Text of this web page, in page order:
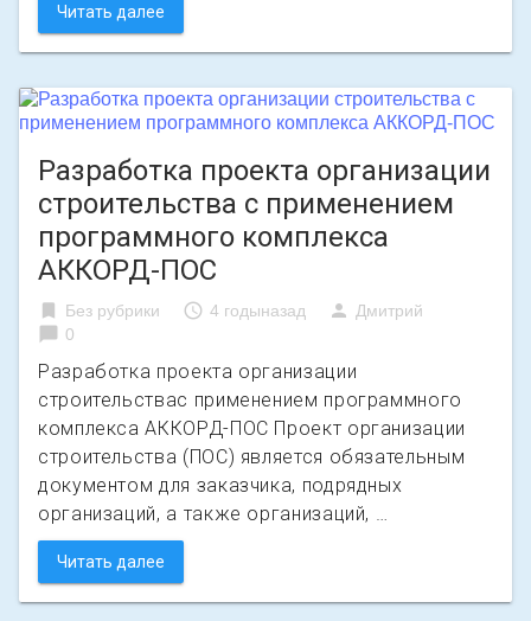
Читать далее
Разработка проекта организации
строительства с применением
программного комплекса
АККОРД-ПОС
bookmark Без рубрики access_time 4 годыназад person Дмитрий
chat_bubble 0
Разработка проекта организации
строительствас применением программного
комплекса АККОРД-ПОС Проект организации
строительства (ПОС) является обязательным
документом для заказчика, подрядных
организаций, а также организаций, …
Читать далее